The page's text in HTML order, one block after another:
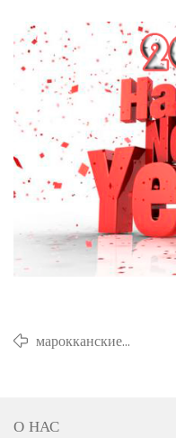
марокканские
О НАС